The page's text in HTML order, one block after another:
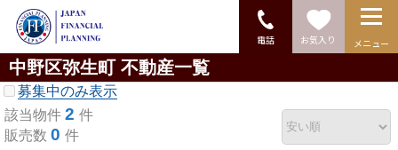
電話 お気入り メニュー
中野区弥生町 不動産一覧
募集中のみ表示
該当物件 2 件
販売数 0 件